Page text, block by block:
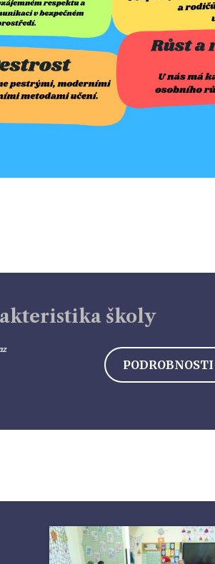
školy
PODROBNOSTI